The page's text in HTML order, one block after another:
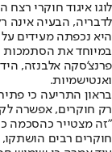
לוגו איגוד חוקרי רצח
לדבריה, הבעיה אינה
היא נכפתה מעידים
במיוחד את הסתמכות
פרנצ’סקה אלבנזה,
ואנטישמיות.
בראון התריעה כי
רק חוקרים, אפשרה
"זה מצטייר כהסכמה
חוקרים רבים